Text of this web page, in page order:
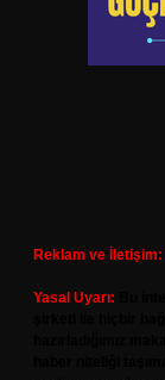
Reklam ve İletişim:
Yasal Uyarı: